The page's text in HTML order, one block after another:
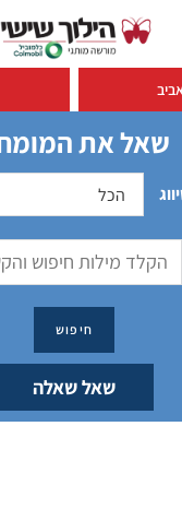
שאל את
שאל שאלה